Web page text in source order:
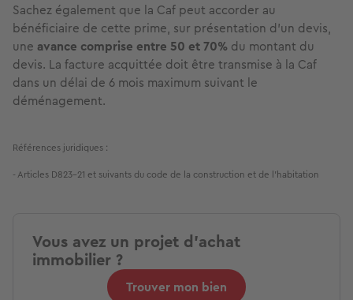
Sachez également que la Caf peut accorder au
bénéficiaire de cette prime, sur présentation d’un devis,
une avance comprise entre 50 et 70% du montant du
devis. La facture acquittée doit être transmise à la Caf
dans un délai de 6 mois maximum suivant le
déménagement.
Références juridiques :
- Articles D823-21 et suivants du code de la construction et de l’habitation
Vous avez un projet d'achat
immobilier ?
Trouver mon bien